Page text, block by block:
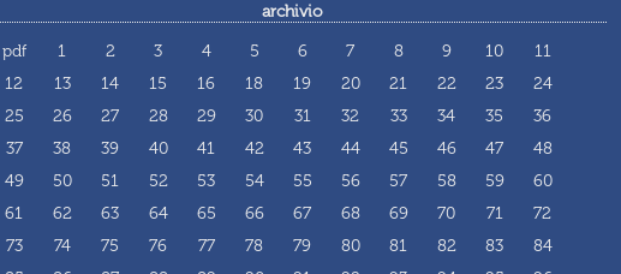
archivio
pdf
1 2 3 4 5 6 7 8 9 10
11
12
13 14 15 16 18 19 20 21 22 23
24
25
26 27 28 29 30 31 32 33 34 35
36
37
38 39 40 41 42 43 44 45 46 47
48
49
50 51 52 53 54 55 56 57 58 59
60
61
62 63 64 65 66 67 68 69 70 71
72
73
74 75 76 77 78 79 80 81 82 83
84